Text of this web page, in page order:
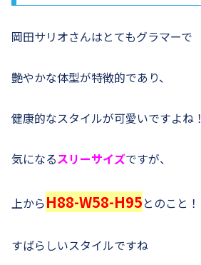
岡田サリオさんはとてもグラマーで
艶やかな体型が特徴的であり、
健康的なスタイルが可愛いですよね！
気になるスリーサイズですが、
上からH88-W58-H95とのこと！
すばらしいスタイルですね